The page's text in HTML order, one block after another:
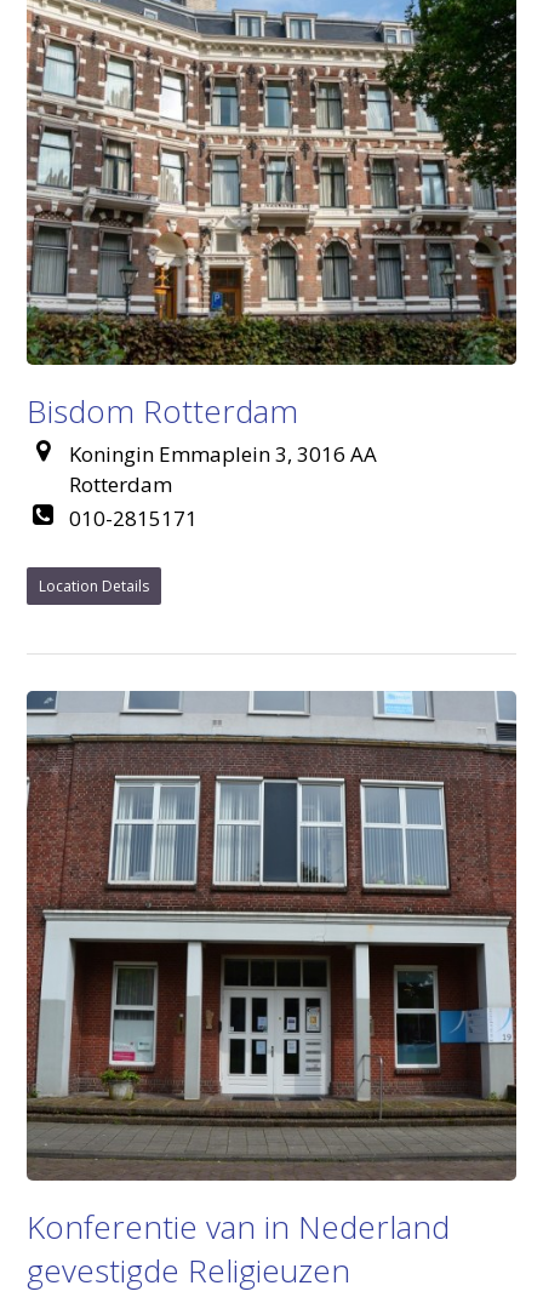
Bisdom Rotterdam
Koningin Emmaplein 3, 3016 AA
Rotterdam
010-2815171
Location Details
Konferentie van in Nederland
gevestigde Religieuzen